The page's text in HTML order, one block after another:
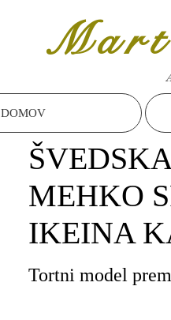
DOMOV
MEHKO
IKEINA
Tortni model